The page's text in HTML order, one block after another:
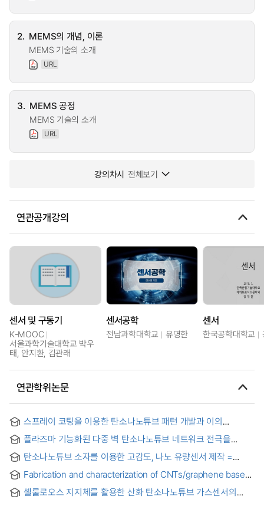
2. MEMS의 개념, 이론
MEMS 기술의 소개
URL
3. MEMS 공정
MEMS 기술의 소개
URL
강의차시 전체보기
연관공개강의
센서 및 구동기
K-MOOC
서울과학기술대학교 박우
태, 안지환, 김관래
센서공학
전남과학대학교 유명한
센서
한국공학대학교
연관학위논문
스프레이 코팅을 이용한 탄소나노튜브 패턴 개발과 이의
유기박막트랜지스터 전극 및 가스센서로의 응용 =
Development of Spray Coated Carbon Nanotube Patterns
and Their Applications in Electrodes of Organic Thin Film
Transistors and Gas Sensors
플라즈마 기능화된 다중 벽 탄소나노튜브 네트워크 전극을
이용한 고속, 고감도 정전용량형 습도센서 개발 = Percolated
pore networks of plasma activated multiwall carbon
nanotubes for fast response, high sensitivity capacitive
humidity sensors
탄소나노튜브 소자를 이용한 고감도, 나노 유량센서 제작 =
Using Individual Carbon Nanotube Devices
Fabrication and characterization of CNTs/graphene based
structure gas sensor for CO₂ = 그래핀 / 탄소나노튜브 기반의
구조를 가진 CO₂ 감지용 가스 센서의 제작과 특성 분석
셀룰로오스 지지체를 활용한 산화 탄소나노튜브 가스센서의